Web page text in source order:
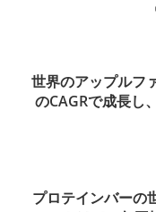
世界のアップルフ
のCAGRで成長し
プロテインバーの